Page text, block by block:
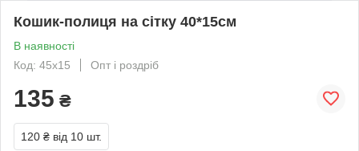
Кошик-полиця на сітку 40*15см
В наявності
Код: 45х15
Опт і роздріб
135 ₴
120 ₴ від 10 шт.